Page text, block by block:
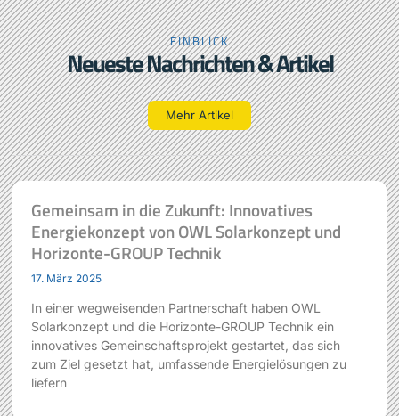
EINBLICK
Neueste Nachrichten & Artikel
Mehr Artikel
Gemeinsam in die Zukunft: Innovatives
Energiekonzept von OWL Solarkonzept und
Horizonte-GROUP Technik
17. März 2025
In einer wegweisenden Partnerschaft haben OWL
Solarkonzept und die Horizonte-GROUP Technik ein
innovatives Gemeinschaftsprojekt gestartet, das sich
zum Ziel gesetzt hat, umfassende Energielösungen zu
liefern